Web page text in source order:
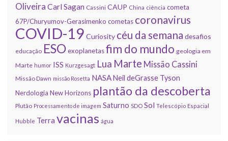
Oliveira Carl Sagan Cassini CAUP China ciência cometa
67P/Churyumov-Gerasimenko cometas coronavirus
COVID-19 Curiosity céu da semana desafios
educação ESOexoplanetasfim do mundo geologia em
Marte humor ISS Kurzgesagt Lua Marte Missão Cassini
Missão Dawn missão Rosetta NASANeil deGrasse Tyson
Nerdologia New Horizons plantão da descoberta
Plutão Processamento de imagem Saturno SDO Sol Telescópio Espacial
Hubble Terra vacinas água